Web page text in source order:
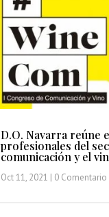
D.O. Navarra reúne
profesionales del
comunicación y el
Oct 11, 2021 | 0 Comentario